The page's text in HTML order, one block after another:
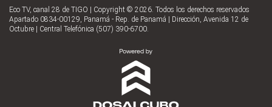
Eco TV, canal 28 de TIGO | Copyright © 2026. Todos los derechos reservados
Apartado 0834-00129, Panamá - Rep. de Panamá | Dirección, Avenida 12 de
Octubre | Central Telefónica (507) 390-6700.